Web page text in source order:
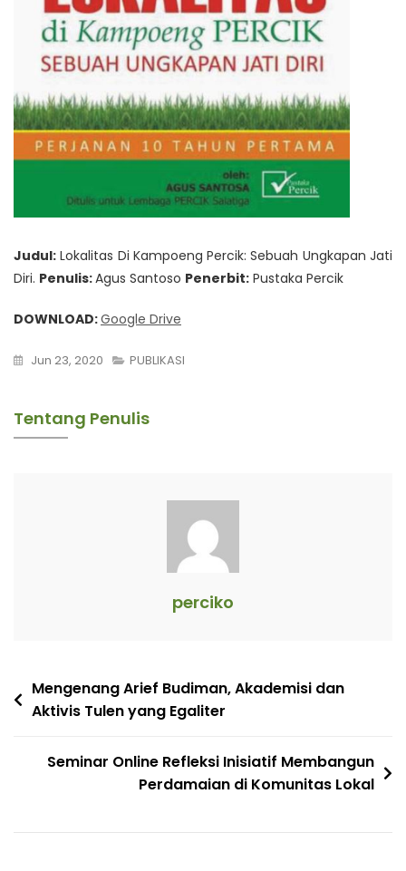
Judul: Lokalitas Di Kampoeng Percik: Sebuah Ungkapan Jati
Diri. Penulis:Agus Santoso Penerbit: Pustaka Percik
DOWNLOAD:Google Drive
Jun 23, 2020 PUBLIKASI
Tentang Penulis
perciko
Navigasi
pos
Mengenang Arief Budiman, Akademisi dan
Aktivis Tulen yang Egaliter
Seminar Online Refleksi Inisiatif Membangun
Perdamaian di Komunitas Lokal